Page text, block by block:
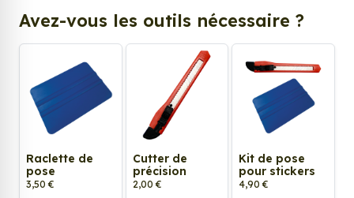
Avez-vous les outils nécessaire ?
Raclette de
pose
3,50 €
Cutter de
précision
2,00 €
Kit de pose
pour stickers
4,90 €